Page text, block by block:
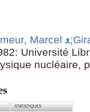
Marcel
Université
nucléaire,
STATISTIQUES